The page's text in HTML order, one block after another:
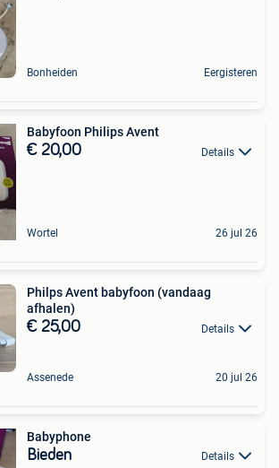
Bonheiden Eergisteren
Babyfoon Philips Avent
€ 20,00 Details
Wortel 26 jul 26
Philps Avent babyfoon (vandaag
afhalen)
€ 25,00 Details
Assenede 20 jul 26
Babyphone
Bieden Details